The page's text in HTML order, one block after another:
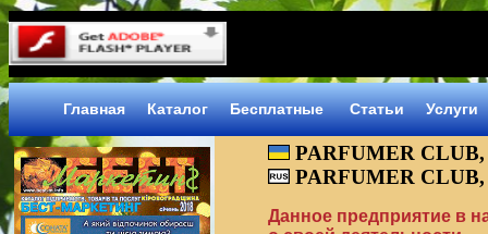
Главная Каталог Бесплатные Статьи Услуги
PARFUMER
PARFUMER
Данное предприятие в